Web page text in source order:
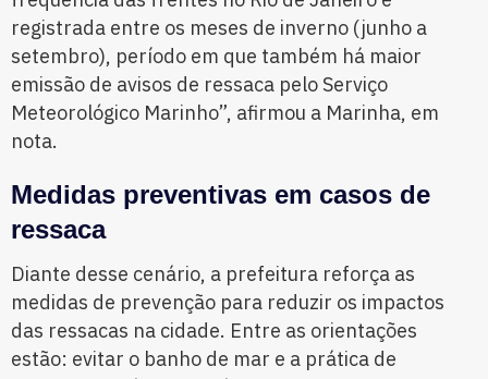
registrada entre os meses de inverno (junho a
setembro), período em que também há maior
emissão de avisos de ressaca pelo Serviço
Meteorológico Marinho”, afirmou a Marinha, em
nota.
Medidas preventivas em casos de
ressaca
Diante desse cenário, a prefeitura reforça as
medidas de prevenção para reduzir os impactos
das ressacas na cidade. Entre as orientações
estão: evitar o banho de mar e a prática de